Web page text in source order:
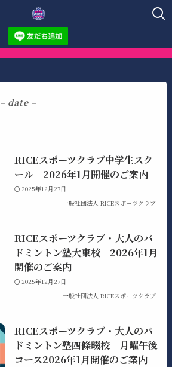
– date –
RICEスポーツクラブ中学生スク
ール 2026年1月開催のご案内
2025年12月27日
一般社団法人 RICEスポーツクラブ
RICEスポーツクラブ・大人のバ
ドミントン塾大東校 2026年1月
開催のご案内
2025年12月27日
一般社団法人 RICEスポーツクラブ
RICEスポーツクラブ・大人のバ
ドミントン塾四條畷校 月曜午後
コース2026年1月開催のご案内